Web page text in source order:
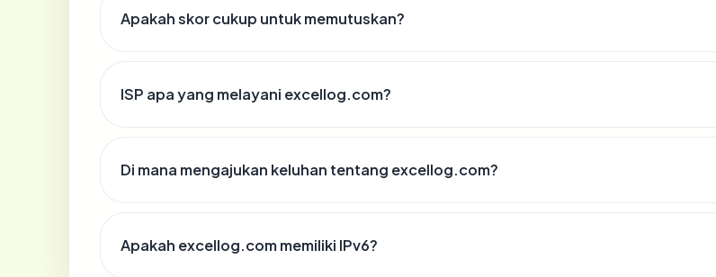
Apakah skor cukup untuk memutuskan?
ISP apa yang melayani excellog.com?
Di mana mengajukan keluhan tentang excellog.com?
Apakah excellog.com memiliki IPv6?